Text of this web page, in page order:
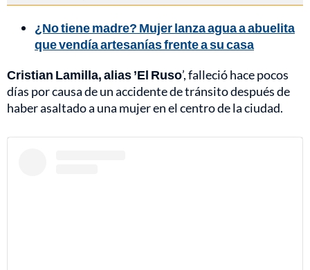
¿No tiene madre? Mujer lanza agua a abuelita
que vendía artesanías frente a su casa
Cristian Lamilla, alias ’El Ruso’, falleció hace pocos
días por causa de un accidente de tránsito después de
haber asaltado a una mujer en el centro de la ciudad.